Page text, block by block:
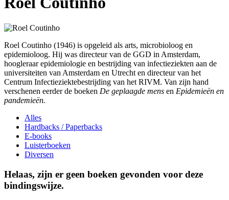
Roel Coutinho (1946) is opgeleid als arts, microbioloog en
epidemioloog. Hij was directeur van de GGD in Amsterdam,
hoogleraar epidemiologie en bestrijding van infectieziekten aan de
universiteiten van Amsterdam en Utrecht en directeur van het
Centrum Infectieziektebestrijding van het RIVM. Van zijn hand
verschenen eerder de boeken De geplaagde mens en Epidemieën en
pandemieën.
Alles
Hardbacks / Paperbacks
E-books
Luisterboeken
Diversen
Helaas, zijn er geen boeken gevonden voor deze
bindingswijze.